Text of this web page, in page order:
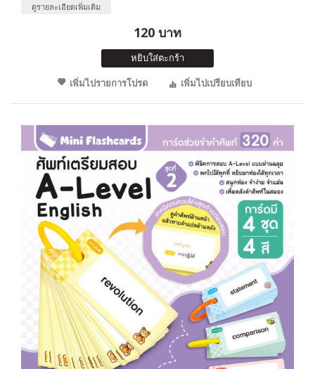
ดูรายละเอียดเพิ่มเติม
120 บาท
หยิบใส่ตะกร้า
เพิ่มไปรายการโปรด
เพิ่มไปเปรียบเทียบ